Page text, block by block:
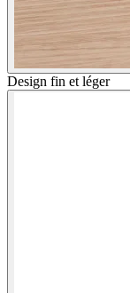
Design fin et léger